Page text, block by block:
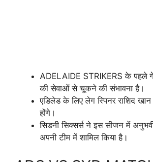
ADELAIDE STRIKERS के पहले
की सेवाओं से चूकने की संभावना है।
एडिलेड के लिए लेग स्पिनर राशिद
होंगे।
सिडनी सिक्सर्स ने इस सीजन में
अपनी टीम में शामिल किया है।